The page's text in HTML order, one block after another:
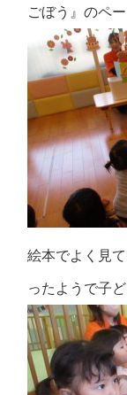
ごぼう』のペ
絵本でよく見
ったようで子